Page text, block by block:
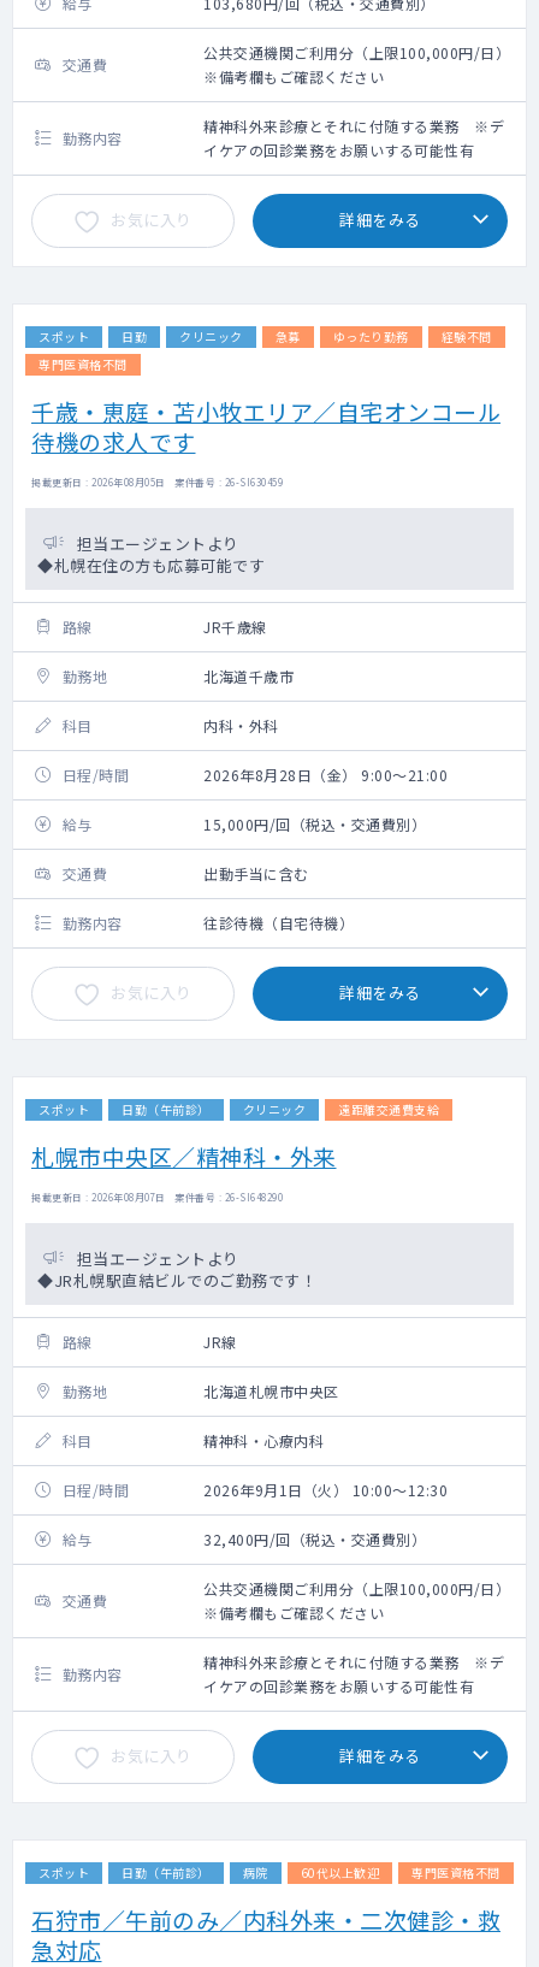
交通費
公共交通機関ご利用分（上限100,000円/日）
※備考欄もご確認ください
勤務内容
精神科外来診療とそれに付随する業務 ※デ
イケアの回診業務をお願いする可能性有
お気に入り 詳細をみる
スポット 日勤 クリニック 急募 ゆったり勤務
経験不問
専門医資格不問
千歳・恵庭・苫小牧エリア／自宅オンコール
待機の求人です
掲載更新日 : 2026年08月05日 案件番号 : 26-SI630459
担当エージェントより
◆札幌在住の方も応募可能です
路線 JR千歳線
勤務地 北海道千歳市
科目 内科・外科
日程/時間 2026年8月28日（金） 9:00～21:00
給与 15,000円/回（税込・交通費別）
交通費 出動手当に含む
勤務内容 往診待機（自宅待機）
お気に入り 詳細をみる
スポット 日勤（午前診） クリニック 遠距離交通費支給
札幌市中央区／精神科・外来
掲載更新日 : 2026年08月07日 案件番号 : 26-SI648290
担当エージェントより
◆JR札幌駅直結ビルでのご勤務です！
路線 JR線
勤務地 北海道札幌市中央区
科目 精神科・心療内科
日程/時間 2026年9月1日（火） 10:00～12:30
給与 32,400円/回（税込・交通費別）
交通費
公共交通機関ご利用分（上限100,000円/日）
※備考欄もご確認ください
勤務内容
精神科外来診療とそれに付随する業務 ※デ
イケアの回診業務をお願いする可能性有
お気に入り 詳細をみる
スポット 日勤（午前診） 病院 60代以上歓迎 専門医資格不問
石狩市／午前のみ／内科外来・二次健診・救
急対応